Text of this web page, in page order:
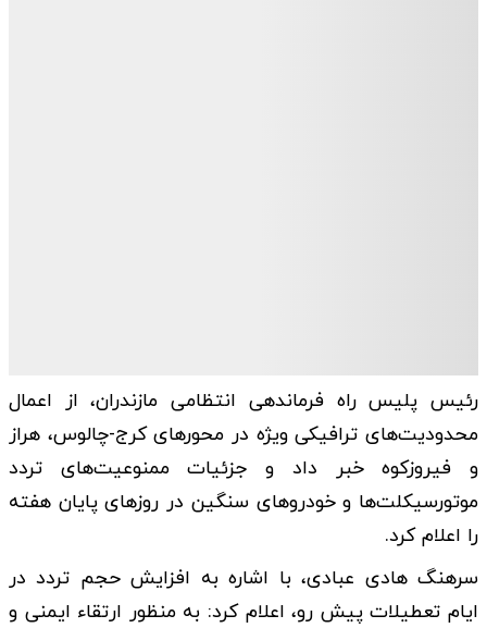
رئیس پلیس راه فرماندهی انتظامی مازندران، از اعمال
محدودیت‌های ترافیکی ویژه در محورهای کرج-چالوس، هراز
و فیروزکوه خبر داد و جزئیات ممنوعیت‌های تردد
موتورسیکلت‌ها و خودروهای سنگین در روزهای پایان هفته
را اعلام کرد.
سرهنگ هادی عبادی، با اشاره به افزایش حجم تردد در
ایام تعطیلات پیش رو، اعلام کرد: به منظور ارتقاء ایمنی و